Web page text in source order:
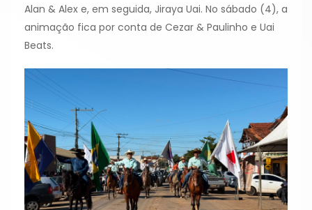
Alan & Alex e, em seguida, Jiraya Uai. No sábado (4), a
animação fica por conta de Cezar & Paulinho e Uai
Beats.